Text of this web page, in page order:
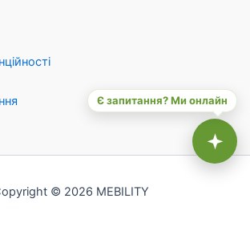
© 2026 MEBILITY
Є запитання? Ми онлайн